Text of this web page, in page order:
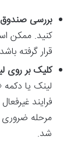
بررسی
قرار گرفته
کلیک بر روی
لینک یا
فرایند
مرحله
شد.